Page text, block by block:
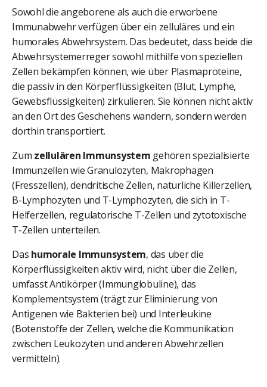
Sowohl die angeborene als auch die erworbene
Immunabwehr verfügen über ein zelluläres und ein
humorales Abwehrsystem. Das bedeutet, dass beide die
Abwehrsystemerreger sowohl mithilfe von speziellen
Zellen bekämpfen können, wie über Plasmaproteine,
die passiv in den Körperflüssigkeiten (Blut, Lymphe,
Gewebsflüssigkeiten) zirkulieren. Sie können nicht aktiv
an den Ort des Geschehens wandern, sondern werden
dorthin transportiert.
Zum zellulären Immunsystem gehören spezialisierte
Immunzellen wie Granulozyten, Makrophagen
(Fresszellen), dendritische Zellen, natürliche Killerzellen,
B-Lymphozyten und T-Lymphozyten, die sich in T-
Helferzellen, regulatorische T-Zellen und zytotoxische
T-Zellen unterteilen.
Das humorale Immunsystem, das über die
Körperflüssigkeiten aktiv wird, nicht über die Zellen,
umfasst Antikörper (Immunglobuline), das
Komplementsystem (trägt zur Eliminierung von
Antigenen wie Bakterien bei) und Interleukine
(Botenstoffe der Zellen, welche die Kommunikation
zwischen Leukozyten und anderen Abwehrzellen
vermitteln).